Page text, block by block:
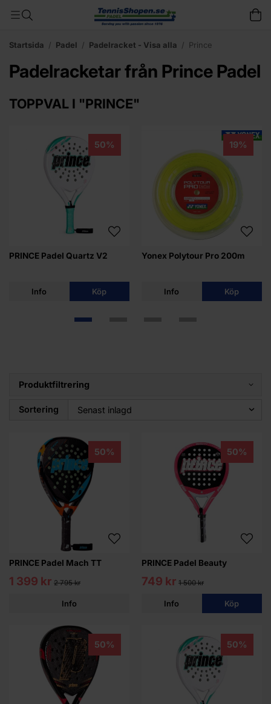
Startsida / Padel / Padelracket - Visa alla / Prince
Padelracketar från Prince Padel
TOPPVAL I "PRINCE"
50%
PRINCE Padel Quartz V2
Info Köp
19%
Yonex Polytour Pro 200m
Info Köp
Produktfiltrering
Sortering
50%
PRINCE Padel Mach TT
1 399 kr 2 795 kr
Info
50%
PRINCE Padel Beauty
749 kr 1 500 kr
Info Köp
50% 50%